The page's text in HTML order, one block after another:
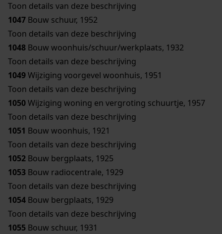
Toon details van deze beschrijving
1047 Bouw schuur, 1952
Toon details van deze beschrijving
1048 Bouw woonhuis/schuur/werkplaats, 1932
Toon details van deze beschrijving
1049Wijziging voorgevel woonhuis, 1951
Toon details van deze beschrijving
1050Wijziging woning en vergroting schuurtje, 1957
Toon details van deze beschrijving
1051 Bouw woonhuis, 1921
Toon details van deze beschrijving
1052 Bouw bergplaats, 1925
1053 Bouw radiocentrale, 1929
Toon details van deze beschrijving
1054 Bouw bergplaats, 1929
Toon details van deze beschrijving
1055 Bouw schuur, 1931